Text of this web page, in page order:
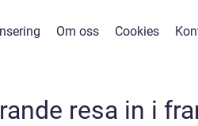
Om oss Cookies
resa in i